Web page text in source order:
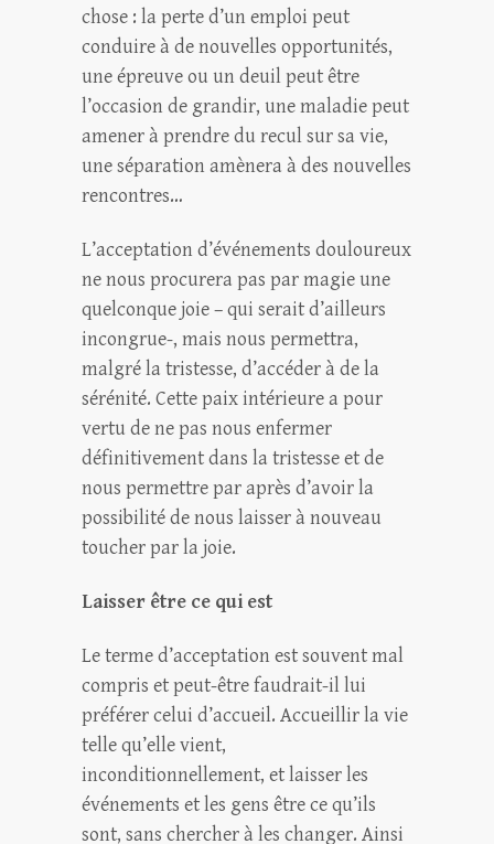
chose : la perte d’un emploi peut
conduire à de nouvelles opportunités,
une épreuve ou un deuil peut être
l’occasion de grandir, une maladie peut
amener à prendre du recul sur sa vie,
une séparation amènera à des nouvelles
rencontres…
L’acceptation d’événements douloureux
ne nous procurera pas par magie une
quelconque joie – qui serait d’ailleurs
incongrue-, mais nous permettra,
malgré la tristesse, d’accéder à de la
sérénité. Cette paix intérieure a pour
vertu de ne pas nous enfermer
définitivement dans la tristesse et de
nous permettre par après d’avoir la
possibilité de nous laisser à nouveau
toucher par la joie.
Laisser être ce qui est
Le terme d’acceptation est souvent mal
compris et peut-être faudrait-il lui
préférer celui d’accueil. Accueillir la vie
telle qu’elle vient,
inconditionnellement, et laisser les
événements et les gens être ce qu’ils
sont, sans chercher à les changer. Ainsi